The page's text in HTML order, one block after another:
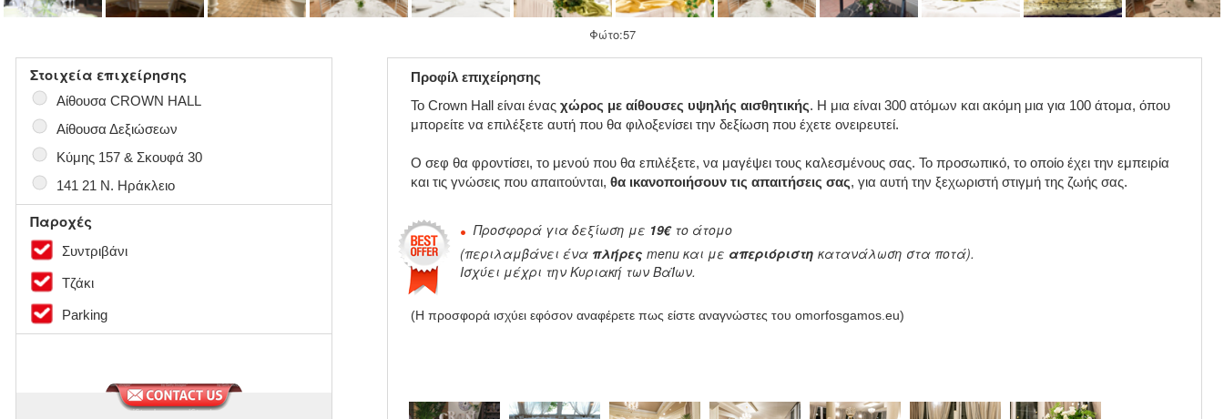
Φώτο:57
Στοιχεία επιχείρησης
● Αίθουσα CROWN HALL
● Αίθουσα Δεξιώσεων
● Κύμης 157 & Σκουφά 30
● 141 21 Ν. Ηράκλειο
Παροχές
Συντριβάνι
Τζάκι
Parking
Προφίλ επιχείρησης
Το Crown Hall είναι ένας χώρος με αίθουσες υψηλής αισθητικής. Η μια είναι 300 ατόμων και ακόμη μια για 100 άτομα, όπου
μπορείτε να επιλέξετε αυτή που θα φιλοξενίσει την δεξίωση που έχετε ονειρευτεί.
Ο σεφ θα φροντίσει, το μενού που θα επιλέξετε, να μαγέψει τους καλεσμένους σας. Το προσωπικό, το οποίο έχει την εμπειρία
και τις γνώσεις που απαιτούνται, θα ικανοποιήσουν τις απαιτήσεις σας, για αυτή την ξεχωριστή στιγμή της ζωής σας.
Προσφορά για δεξίωση με 19€το άτομο
(περιλαμβάνει ένα πλήρες menu και με απεριόριστη κατανάλωση στα ποτά).
Ισχύει μέχρι την Κυριακή των ΒαΪων.
(Η προσφορά ισχύει εφόσον αναφέρετε πως είστε αναγνώστες του omorfosgamos.eu)